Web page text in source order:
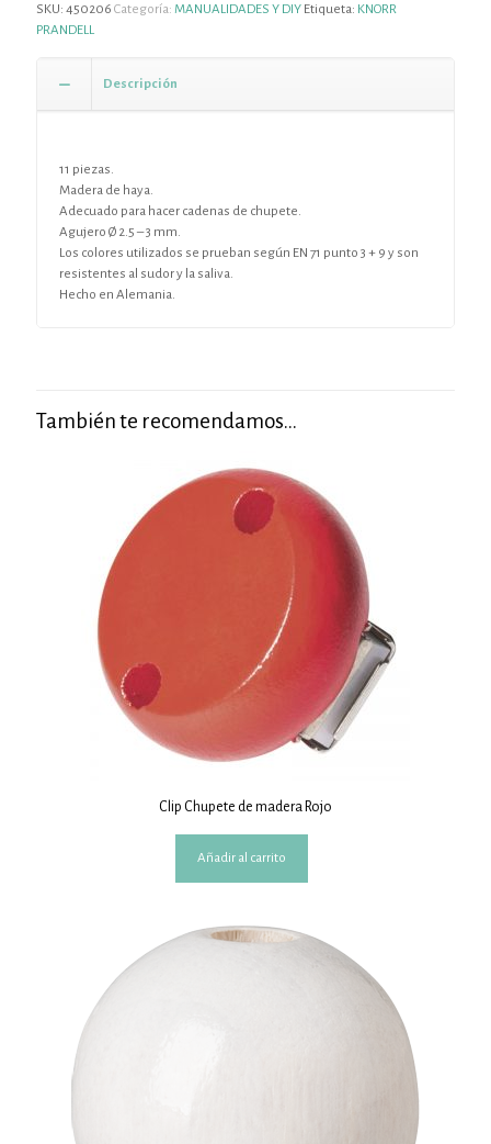
SKU: 450206 Categoría: MANUALIDADES Y DIY Etiqueta: KNORR
PRANDELL
Descripción
11 piezas.
Madera de haya.
Adecuado para hacer cadenas de chupete.
Agujero Ø 2.5 – 3 mm.
Los colores utilizados se prueban según EN 71 punto 3 + 9 y son
resistentes al sudor y la saliva.
Hecho en Alemania.
También te recomendamos…
Clip Chupete de madera Rojo
Añadir al carrito